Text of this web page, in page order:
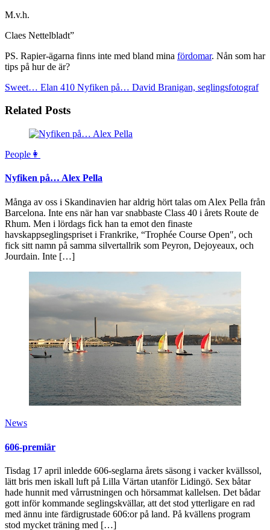
M.v.h.
Claes Nettelbladt”
PS. Rapier-ägarna finns inte med bland mina fördomar. Nån som har
tips på hur de är?
Sweet… Elan 410 Nyfiken på… David Branigan, seglingsfotograf
Related Posts
People👩
Nyfiken på… Alex Pella
Många av oss i Skandinavien har aldrig hört talas om Alex Pella från
Barcelona. Inte ens när han var snabbaste Class 40 i årets Route de
Rhum. Men i lördags fick han ta emot den finaste
havskappseglingspriset i Frankrike, “Trophée Course Open″, och
fick sitt namn på samma silvertallrik som Peyron, Dejoyeaux, och
Jourdain. Inte […]
News
606-premiär
Tisdag 17 april inledde 606-seglarna årets säsong i vacker kvällssol,
lätt bris men iskall luft på Lilla Värtan utanför Lidingö. Sex båtar
hade hunnit med vårrustningen och hörsammat kallelsen. Det bådar
gott inför kommande seglingskvällar, att det stod ytterligare en rad
med ännu inte färdigrustade 606:or på land. På kvällens program
stod mycket träning med […]